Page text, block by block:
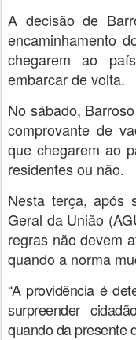
A decisão de
encaminhamento
chegarem ao
embarcar de volta.
No sábado,
comprovante de
que chegarem ao
residentes ou não.
Nesta terça, após
Geral da União
regras não devem
quando a norma
“A providência é
surpreender
quando da presente